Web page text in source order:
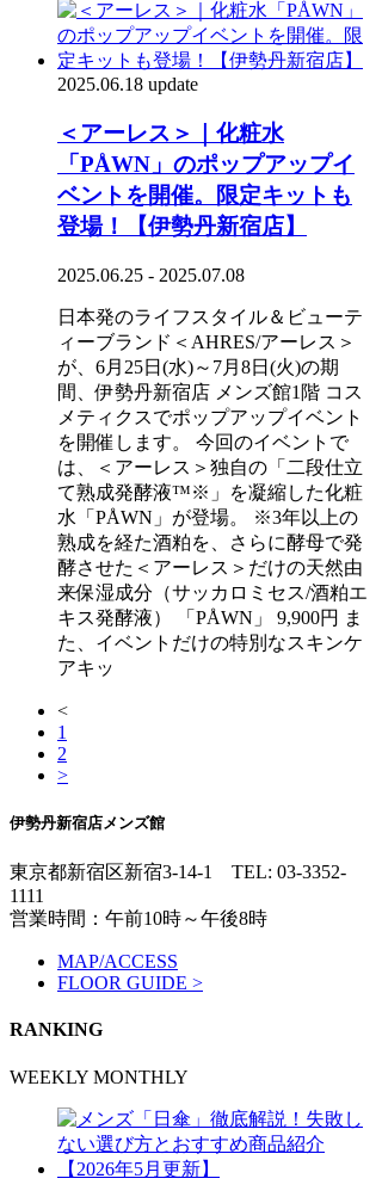
2025.06.18 update
＜アーレス＞｜化粧水
「PÅWN」のポップアップイ
ベントを開催。限定キットも
登場！【伊勢丹新宿店】
2025.06.25 - 2025.07.08
日本発のライフスタイル＆ビューテ
ィーブランド＜AHRES/アーレス＞
が、6月25日(水)～7月8日(火)の期
間、伊勢丹新宿店 メンズ館1階 コス
メティクスでポップアップイベント
を開催します。 今回のイベントで
は、＜アーレス＞独自の「二段仕立
て熟成発酵液™※」を凝縮した化粧
水「PÅWN」が登場。 ※3年以上の
熟成を経た酒粕を、さらに酵母で発
酵させた＜アーレス＞だけの天然由
来保湿成分（サッカロミセス/酒粕エ
キス発酵液） 「PÅWN」 9,900円 ま
た、イベントだけの特別なスキンケ
アキッ
<
1
2
>
伊勢丹新宿店メンズ館
東京都新宿区新宿3-14-1 TEL: 03-3352-
1111
営業時間：午前10時～午後8時
MAP/ACCESS
FLOOR GUIDE >
RANKING
WEEKLY MONTHLY